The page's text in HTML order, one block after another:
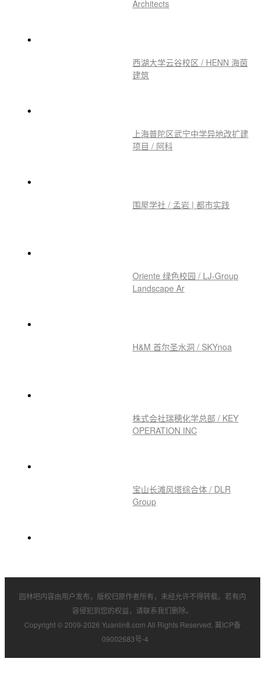
Architects
西湖大学云谷校区 / HENN 海茵
建筑
上海普陀区武宁中学异地改扩建
项目 / 阿科
围屋学社 / 孟岩 | 都市实践
Oriente 绿色校园 / LJ-Group
Landscape Ar
H&M 首尔圣水洞 / SKYnoa
株式会社瑞穂化学总部 / KEY
OPERATION INC
宝山长滩风塔综合体 / DLR
Group
园林吧内容由用户发布，版权归原作者所有，未经允许不得转载。若有内
容侵犯到您的权益，请联系我们删除。
Copyright © 2009-2026 Yuanlin8.com All Rights Reserved. 冀ICP备
09002683号-4